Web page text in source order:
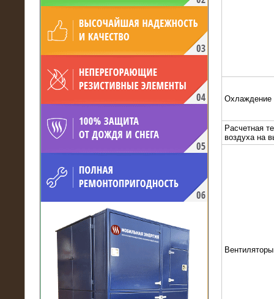
15.04.2017
Нагрузочный комплекс 16 МВт с
Охлаждение
Расчетная
воздуха на
Вентиляторы